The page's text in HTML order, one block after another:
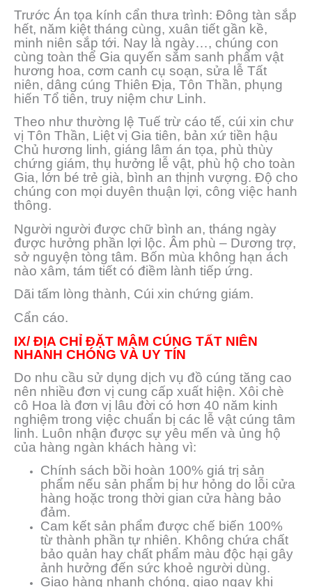
Trước Án tọa kính cẩn thưa trình: Đông tàn sắp
hết, năm kiệt tháng cùng, xuân tiết gần kề,
minh niên sắp tới. Nay là ngày…, chúng con
cùng toàn thể Gia quyến sắm sanh phẩm vật
hương hoa, cơm canh cụ soạn, sửa lễ Tất
niên, dâng cúng Thiên Địa, Tôn Thần, phụng
hiến Tổ tiên, truy niệm chư Linh.
Theo như thường lệ Tuế trừ cáo tế, cúi xin chư
vị Tôn Thần, Liệt vị Gia tiên, bản xứ tiền hậu
Chủ hương linh, giáng lâm án tọa, phù thùy
chứng giám, thụ hưởng lễ vật, phù hộ cho toàn
Gia, lớn bé trẻ già, bình an thịnh vượng. Độ cho
chúng con mọi duyên thuận lợi, công việc hanh
thông.
Người người được chữ bình an, tháng ngày
được hưởng phần lợi lộc. Âm phù – Dương trợ,
sở nguyện tòng tâm. Bốn mùa không hạn ách
nào xâm, tám tiết có điềm lành tiếp ứng.
Dãi tấm lòng thành, Cúi xin chứng giám.
Cẩn cáo.
IX/ ĐỊA CHỈ ĐẶT MÂM CÚNG TẤT NIÊN
NHANH CHÓNG VÀ UY TÍN
Do nhu cầu sử dụng dịch vụ đồ cúng tăng cao
nên nhiều đơn vị cung cấp xuất hiện. Xôi chè
cô Hoa là đơn vị lâu đời có hơn 40 năm kinh
nghiệm trong việc chuẩn bị các lễ vật cúng tâm
linh. Luôn nhận được sự yêu mến và ủng hộ
của hàng ngàn khách hàng vì:
Chính sách bồi hoàn 100% giá trị sản
phẩm nếu sản phẩm bị hư hỏng do lỗi cửa
hàng hoặc trong thời gian cửa hàng bảo
đảm.
Cam kết sản phẩm được chế biến 100%
từ thành phần tự nhiên. Không chứa chất
bảo quản hay chất phẩm màu độc hại gây
ảnh hưởng đến sức khoẻ người dùng.
Giao hàng nhanh chóng, giao ngay khi